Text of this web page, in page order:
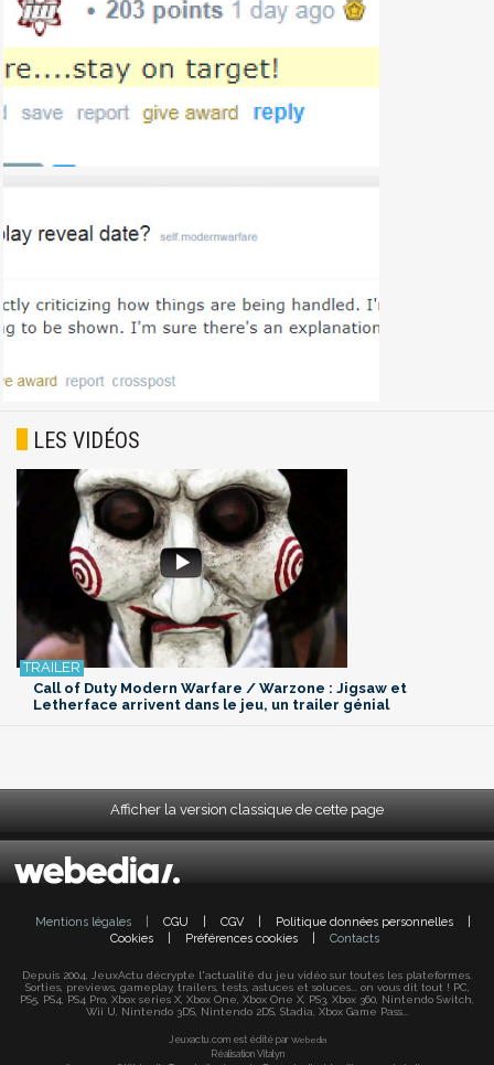
LES VIDÉOS
Call of Duty Modern Warfare / Warzone : Jigsaw et
Letherface arrivent dans le jeu, un trailer génial
Afficher la version classique de cette page
Mentions légales CGU CGV Politique données personnelles
Cookies
Préférences cookies Contacts
Depuis 2004, JeuxActu décrypte l'actualité du jeu vidéo sur toutes les plateformes.
Sorties, previews, gameplay, trailers, tests, astuces et soluces... on vous dit tout ! PC,
PS5, PS4, PS4 Pro, Xbox series X, Xbox One, Xbox One X, PS3, Xbox 360, Nintendo Switch,
Wii U, Nintendo 3DS, Nintendo 2DS, Stadia, Xbox Game Pass...
Jeuxactu.com est édité par Webedia
Réalisation Vitalyn